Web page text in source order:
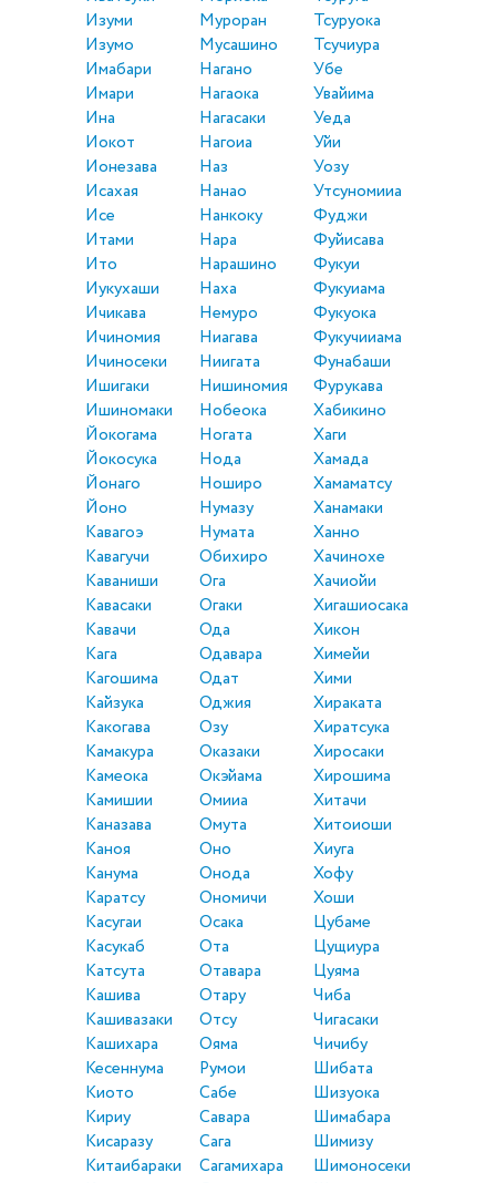
Изуми
Изумо
Имабари
Имари
Ина
Иокот
Ионезава
Исахая
Исе
Итами
Ито
Иукухаши
Ичикава
Ичиномия
Ичиносеки
Ишигаки
Ишиномаки
Йокогама
Йокосука
Йонаго
Йоно
Кавагоэ
Кавагучи
Каваниши
Кавасаки
Кавачи
Кага
Кагошима
Кайзука
Какогава
Камакура
Камеока
Камишии
Каназава
Каноя
Канума
Каратсу
Касугаи
Касукаб
Катсута
Кашива
Кашивазаки
Кашихара
Кесеннума
Киото
Кириу
Кисаразу
Китаибараки
Муроран
Мусашино
Нагано
Нагаока
Нагасаки
Нагоиа
Наз
Нанао
Нанкоку
Нара
Нарашино
Наха
Немуро
Ниагава
Ниигата
Нишиномия
Нобеока
Ногата
Нода
Ноширо
Нумазу
Нумата
Обихиро
Ога
Огаки
Ода
Одавара
Одат
Оджия
Озу
Оказаки
Окэйама
Омииа
Омута
Оно
Онода
Ономичи
Осака
Ота
Отавара
Отару
Отсу
Ояма
Румои
Сабе
Савара
Сага
Сагамихара
Тсуруока
Тсучиура
Убе
Увайима
Уеда
Уйи
Уозу
Утсуномииа
Фуджи
Фуйисава
Фукуи
Фукуиама
Фукуока
Фукучииама
Фунабаши
Фурукава
Хабикино
Хаги
Хамада
Хамаматсу
Ханамаки
Ханно
Хачинохе
Хачиойи
Хигашиосака
Хикон
Химейи
Хими
Хираката
Хиратсука
Хиросаки
Хирошима
Хитачи
Хитоиоши
Хиуга
Хофу
Хоши
Цубаме
Цущиура
Цуяма
Чиба
Чигасаки
Чичибу
Шибата
Шизуока
Шимабара
Шимизу
Шимоносеки